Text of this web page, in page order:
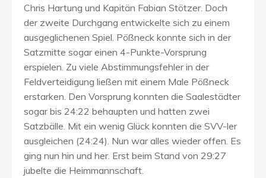
Chris Hartung und Kapitän Fabian Stötzer. Doch
der zweite Durchgang entwickelte sich zu einem
ausgeglichenen Spiel. Pößneck konnte sich in der
Satzmitte sogar einen 4-Punkte-Vorsprung
erspielen. Zu viele Abstimmungsfehler in der
Feldverteidigung ließen mit einem Male Pößneck
erstarken. Den Vorsprung konnten die Saalestädter
sogar bis 24:22 behaupten und hatten zwei
Satzbälle. Mit ein wenig Glück konnten die SVV-ler
ausgleichen (24:24). Nun war alles wieder offen. Es
ging nun hin und her. Erst beim Stand von 29:27
jubelte die Heimmannschaft.